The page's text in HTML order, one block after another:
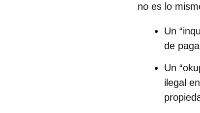
no es lo
Un
de
Un
ilegal